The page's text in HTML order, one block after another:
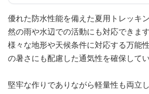
優れた防水性能を備えた夏用トレッキ
然の雨や水辺での活動にも対応できます
様々な地形や天候条件に対応する万能
の暑さにも配慮した通気性を確保してい
堅牢な作りでありながら軽量性も両立